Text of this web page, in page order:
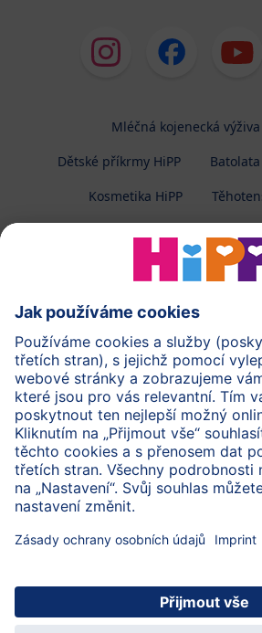
Mléčná kojenecká výživa
Dětské příkrmy HiPP
Kosmetika HiPP
Ochrana osobních
Zpracování osobních údajů
Zpracování osobních údajů
Cookies a pravidla užívání
Pravidla soutěže
Všeobecné podmínky
Práva